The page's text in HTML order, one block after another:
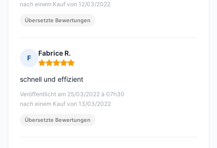
nach einem Kauf von 12/03/2022
Übersetzte Bewertungen
F
Fabrice R.
Hinweis: 5 von 5
Veröffentlicht am 25/03/2022 à 07h30
nach einem Kauf von 13/03/2022
schnell und effizient
Übersetzte Bewertungen